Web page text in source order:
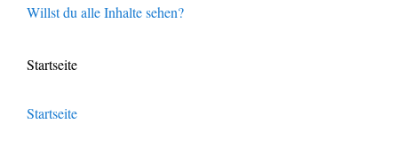
Willst du alle Inhalte sehen?
Startseite
Startseite